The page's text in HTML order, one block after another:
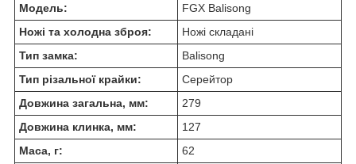
Модель:
FGX Balisong
Ножі та холодна зброя:
Ножі складані
Тип замка:
Balisong
Тип різальної крайки:
Серейтор
Довжина загальна, мм:
279
Довжина клинка, мм:
127
Маса, г:
62